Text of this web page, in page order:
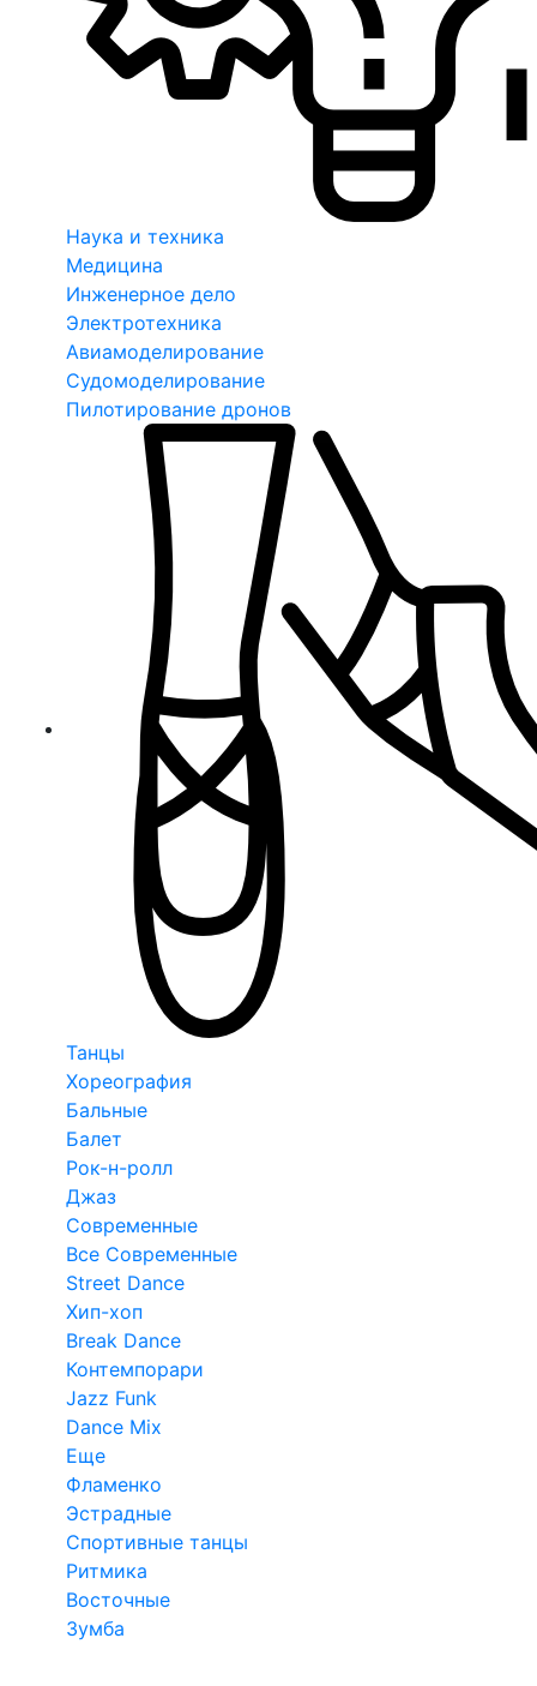
Наука и техника
Медицина
Инженерное дело
Электротехника
Авиамоделирование
Судомоделирование
Пилотирование дронов
Танцы
Хореография
Бальные
Балет
Рок-н-ролл
Джаз
Современные
Все Современные
Street Dance
Хип-хоп
Break Dance
Контемпорари
Jazz Funk
Dance Mix
Еще
Фламенко
Эстрадные
Спортивные танцы
Ритмика
Восточные
Зумба